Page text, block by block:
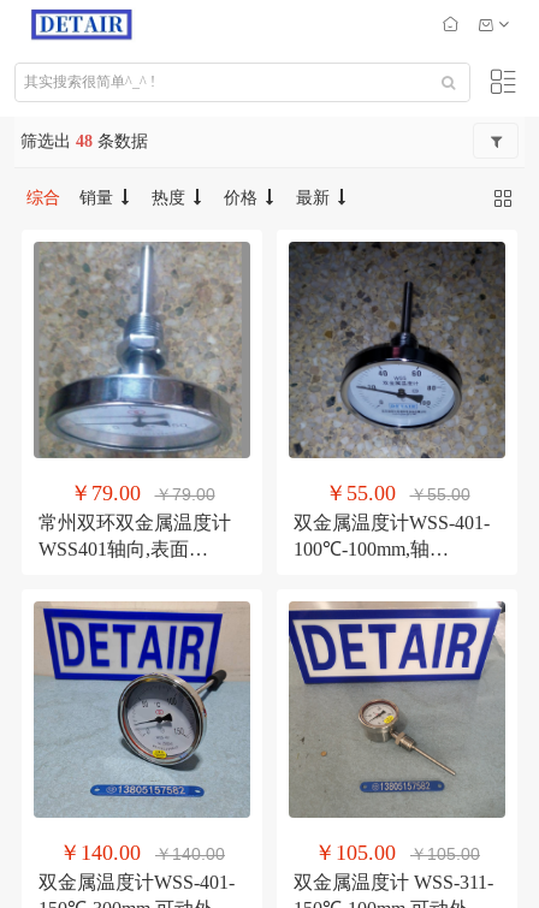
筛选出 48 条数据
综合 销量 热度 价格 最新
￥79.00 ￥79.00
常州双环双金属温度计
WSS401轴向,表面
℃
￥55.00 ￥55.00
双金属温度计WSS-401-
100℃-100mm,轴
￥140.00 ￥140.00
双金属温度计WSS-401-
￥105.00 ￥105.00
双金属温度计 WSS-311-